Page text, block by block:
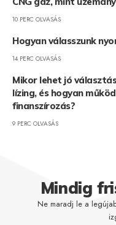
10 PERC OLVASÁS
Hogyan válasszunk
14 PERC OLVASÁS
Mikor lehet jó
lízing, és hogyan
finanszírozás?
9 PERC OLVASÁS
Mindig
Ne maradj le a